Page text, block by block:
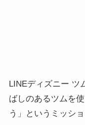
LINEディズニー ツ
ばしのあるツムを
う」というミッショ